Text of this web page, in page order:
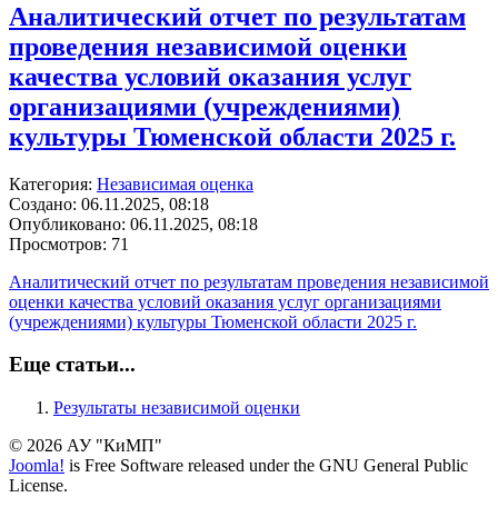
Аналитический отчет по результатам
проведения независимой оценки
качества условий оказания услуг
организациями (учреждениями)
культуры Тюменской области 2025 г.
Категория: Независимая оценка
Создано: 06.11.2025, 08:18
Опубликовано: 06.11.2025, 08:18
Просмотров: 71
Аналитический отчет по результатам проведения независимой
оценки качества условий оказания услуг организациями
(учреждениями) культуры Тюменской области 2025 г.
Еще статьи...
Результаты независимой оценки
© 2026 АУ "КиМП"
Joomla! is Free Software released under the GNU General Public
License.